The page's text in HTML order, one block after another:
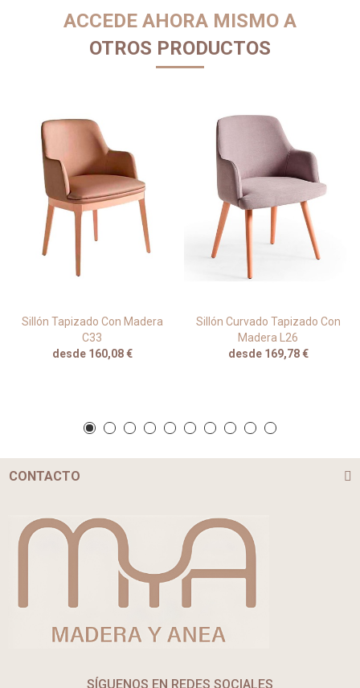
ACCEDE AHORA MISMO A
OTROS PRODUCTOS
Sillón Tapizado Con Madera
C33
desde 160,08 €
Sillón Curvado Tapizado Con
Madera L26
desde 169,78 €
CONTACTO
SÍGUENOS EN REDES SOCIALES